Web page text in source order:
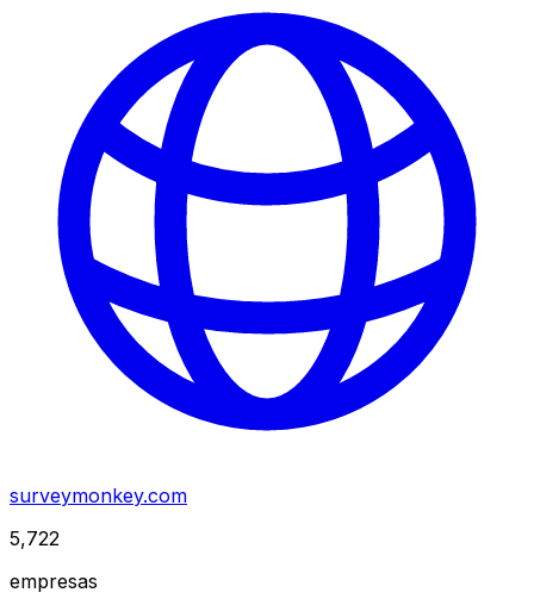
surveymonkey.com
5,722
empresas